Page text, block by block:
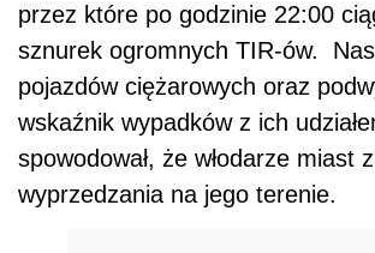
przez które po godzinie 22:00
sznurek ogromnych TIR-ów.
pojazdów ciężarowych oraz
wskaźnik wypadków z ich
spowodował, że włodarze miast
wyprzedzania na jego terenie.